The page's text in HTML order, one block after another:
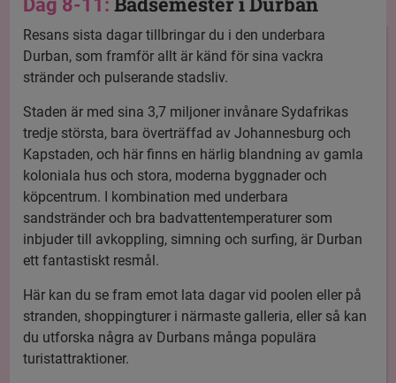
Dag 8-11:
Resans sista dagar tillbringar du i den underbara
Durban, som framför allt är känd för sina vackra
stränder och pulserande stadsliv.
Staden är med sina 3,7 miljoner invånare Sydafrikas
tredje största, bara överträffad av Johannesburg och
Kapstaden, och här finns en härlig blandning av gamla
koloniala hus och stora, moderna byggnader och
köpcentrum. I kombination med underbara
sandstränder och bra badvattentemperaturer som
inbjuder till avkoppling, simning och surfing, är Durban
ett fantastiskt resmål.
Här kan du se fram emot lata dagar vid poolen eller på
stranden, shoppingturer i närmaste galleria, eller så kan
du utforska några av Durbans många populära
turistattraktioner.